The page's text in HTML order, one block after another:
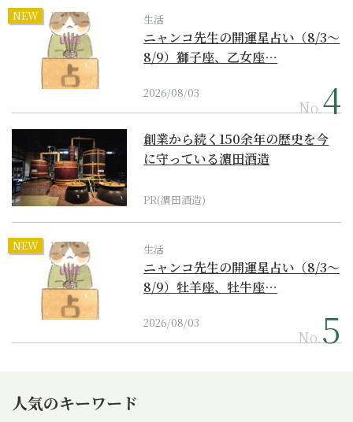
NEW 生活
ニャンコ先生の開運星占い（8/3～
8/9）獅子座、乙女座…
2026/08/03
No.
創業から続く150余年の歴史を今
に守っている濵田酒造
PR(濵田酒造)
NEW 生活
ニャンコ先生の開運星占い（8/3～
8/9）牡羊座、牡牛座…
2026/08/03
No.
人気のキーワード